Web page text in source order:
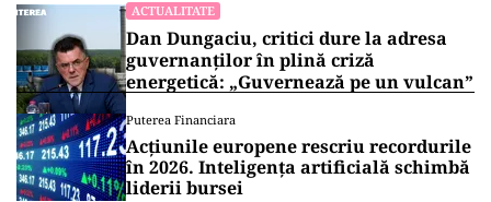
ACTUALITATE
Dan Dungaciu, critici dure la adresa
guvernanților în plină criză
energetică: „Guvernează pe un vulcan”
Puterea Financiara
Acțiunile europene rescriu recordurile
în 2026. Inteligența artificială schimbă
liderii bursei